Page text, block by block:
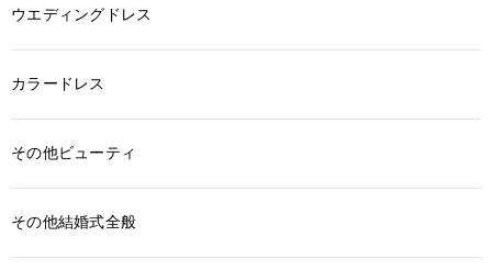
ウエディングドレス
カラードレス
その他ビューティ
その他結婚式全般